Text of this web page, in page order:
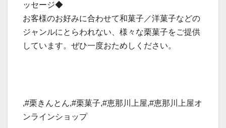
ッセージ◆
お客様のお好みに合わせて和菓子／洋菓子などの
ジャンルにとらわれない、様々な栗菓子をご提供
しています。ぜひ一度おためしください。
,#栗きんとん,#栗菓子,#恵那川上屋,#恵那川上屋オ
ンラインショップ